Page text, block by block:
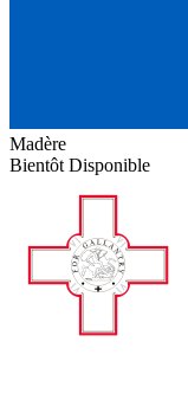
Madère
Bientôt Disponible